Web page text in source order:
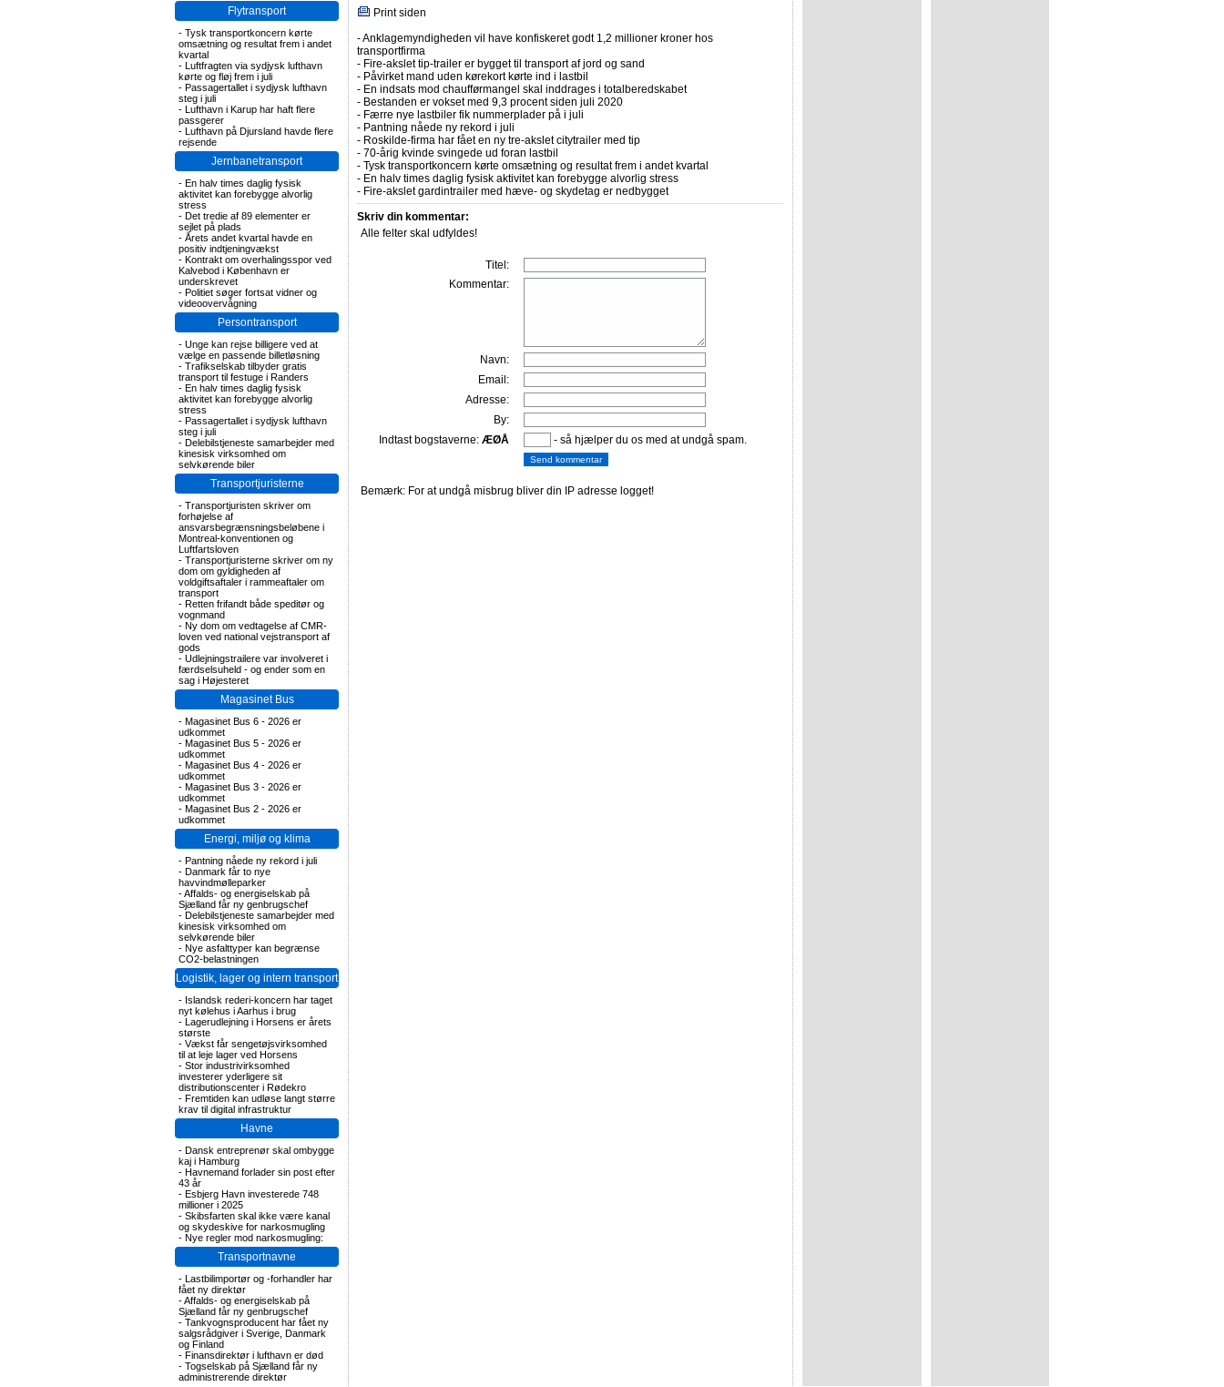
Flytransport
- Tysk transportkoncern kørte
omsætning og resultat frem i andet
kvartal
- Luftfragten via sydjysk lufthavn
kørte og fløj frem i juli
- Passagertallet i sydjysk lufthavn
steg i juli
- Lufthavn i Karup har haft flere
passgerer
- Lufthavn på Djursland havde flere
rejsende
Jernbanetransport
- En halv times daglig fysisk
aktivitet kan forebygge alvorlig
stress
- Det tredie af 89 elementer er
sejlet på plads
- Årets andet kvartal havde en
positiv indtjeningvækst
- Kontrakt om overhalingsspor ved
Kalvebod i København er
underskrevet
- Politiet søger fortsat vidner og
videoovervågning
Persontransport
- Unge kan rejse billigere ved at
vælge en passende billetløsning
- Trafikselskab tilbyder gratis
transport til festuge i Randers
- En halv times daglig fysisk
aktivitet kan forebygge alvorlig
stress
- Passagertallet i sydjysk lufthavn
steg i juli
- Delebilstjeneste samarbejder med
kinesisk virksomhed om
selvkørende biler
Transportjuristerne
- Transportjuristen skriver om
forhøjelse af
ansvarsbegrænsningsbeløbene i
Montreal-konventionen og
Luftfartsloven
- Transportjuristerne skriver om ny
dom om gyldigheden af
voldgiftsaftaler i rammeaftaler om
transport
- Retten frifandt både speditør og
vognmand
- Ny dom om vedtagelse af CMR-
loven ved national vejstransport af
gods
- Udlejningstrailere var involveret i
færdselsuheld - og ender som en
sag i Højesteret
Magasinet Bus
- Magasinet Bus 6 - 2026 er
udkommet
- Magasinet Bus 5 - 2026 er
udkommet
- Magasinet Bus 4 - 2026 er
udkommet
- Magasinet Bus 3 - 2026 er
udkommet
- Magasinet Bus 2 - 2026 er
udkommet
Energi, miljø og klima
- Pantning nåede ny rekord i juli
- Danmark får to nye
havvindmølleparker
-Affalds- og energiselskab på
Sjælland får ny genbrugschef
- Delebilstjeneste samarbejder med
kinesisk virksomhed om
selvkørende biler
- Nye asfalttyper kan begrænse
CO2-belastningen
Logistik, lager og intern transport
- Islandsk rederi-koncern har taget
nyt kølehus i Aarhus i brug
- Lagerudlejning i Horsens er årets
største
- Vækst får sengetøjsvirksomhed
til at leje lager ved Horsens
- Stor industrivirksomhed
investerer yderligere sit
distributionscenter i Rødekro
- Fremtiden kan udløse langt større
krav til digital infrastruktur
Havne
- Dansk entreprenør skal ombygge
kaj i Hamburg
- Havnemand forlader sin post efter
43 år
- Esbjerg Havn investerede 748
millioner i 2025
- Skibsfarten skal ikke være kanal
og skydeskive for narkosmugling
- Nye regler mod narkosmugling:
Transportnavne
- Lastbilimportør og -forhandler har
fået ny direktør
-Affalds- og energiselskab på
Sjælland får ny genbrugschef
- Tankvognsproducent har fået ny
salgsrådgiver i Sverige, Danmark
og Finland
- Finansdirektør i lufthavn er død
- Togselskab på Sjælland får ny
administrerende direktør
Print siden
-Anklagemyndigheden vil have konfiskeret godt 1,2 millioner kroner hos
transportfirma
- Fire-akslet tip-trailer er bygget til transport af jord og sand
- Påvirket mand uden kørekort kørte ind i lastbil
- En indsats mod chaufførmangel skal inddrages i totalberedskabet
- Bestanden er vokset med 9,3 procent siden juli 2020
- Færre nye lastbiler fik nummerplader på i juli
- Pantning nåede ny rekord i juli
- Roskilde-firma har fået en ny tre-akslet citytrailer med tip
- 70-årig kvinde svingede ud foran lastbil
- Tysk transportkoncern kørte omsætning og resultat frem i andet kvartal
- En halv times daglig fysisk aktivitet kan forebygge alvorlig stress
- Fire-akslet gardintrailer med hæve- og skydetag er nedbygget
Skriv din kommentar:
Alle felter skal udfyldes!
Titel:
Kommentar:
Navn:
Email:
Adresse:
By:
Indtast bogstaverne: ÆØÅ - så hjælper du os med at undgå spam.
Bemærk: For at undgå misbrug bliver din IP adresse logget!